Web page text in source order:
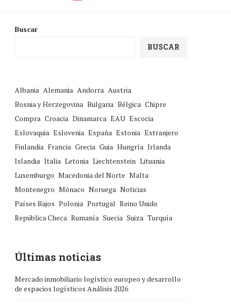
Buscar
BUSCAR
Albania Alemania Andorra Austria
Bosnia y Herzegovina Bulgaria Bélgica Chipre
Compra Croacia Dinamarca EAU Escocia
Eslovaquia Eslovenia España Estonia Extranjero
Finlandia Francia Grecia Guia Hungría Irlanda
Islandia Italia Letonia Liechtenstein Lituania
Luxemburgo Macedonia del Norte Malta
Montenegro Mónaco Noruega Noticias
Países Bajos Polonia Portugal Reino Unido
República Checa Rumanía Suecia Suiza Turquía
Últimas noticias
Mercado inmobiliario logístico europeo y desarrollo
de espacios logísticos Análisis 2026